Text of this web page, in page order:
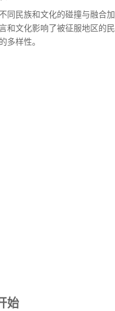
同民族和文化的碰撞与融合加
和文化影响了被征服地区的民
多样性。
始